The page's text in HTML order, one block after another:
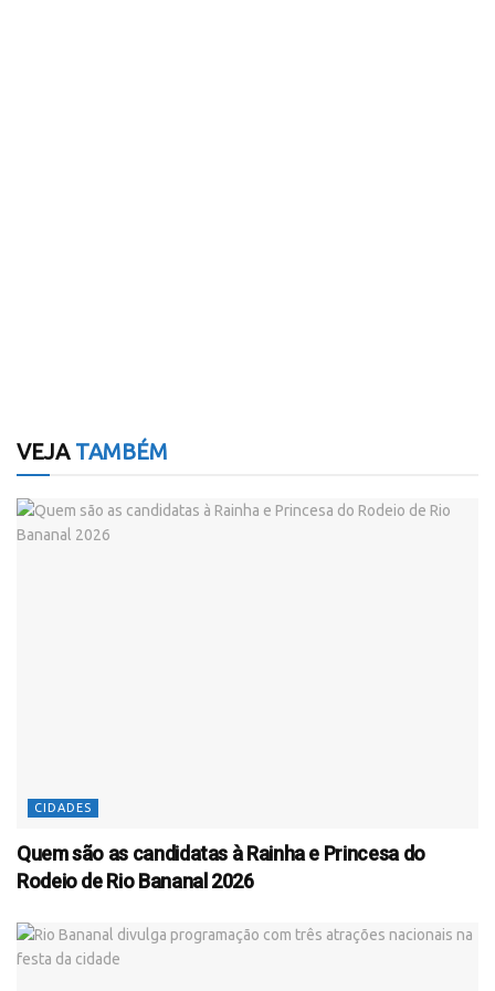
VEJATAMBÉM
CIDADES
Quem são as candidatas à Rainha e Princesa do
Rodeio de Rio Bananal 2026